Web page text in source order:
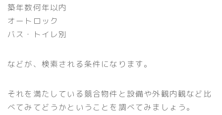
築年数何年以内
オートロック
バス・トイレ別
などが、検索される条件になります。
それを満たしている競合物件と設備や外観内観など比
べてみてどうかということを調べてみましょう。